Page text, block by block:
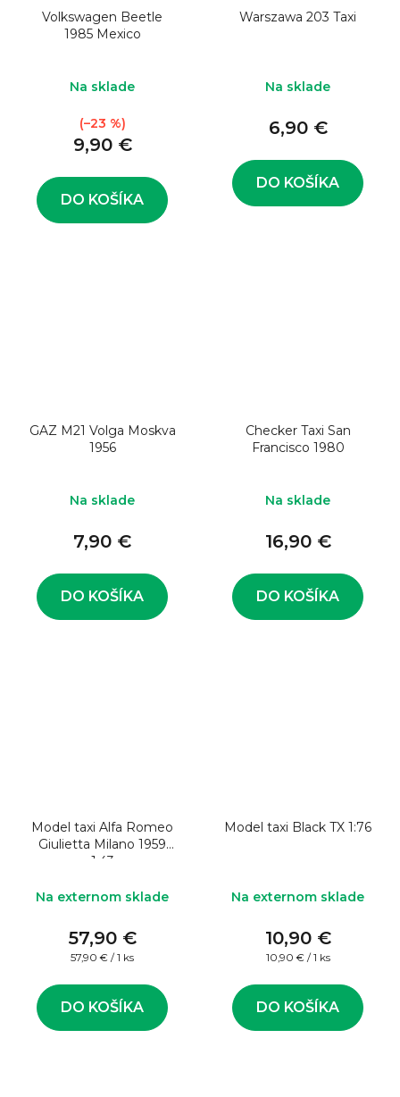
Volkswagen Beetle
1985 Mexico
Na sklade
9,90 €
(–23 %)
DO KOŠÍKA
Warszawa 203 Taxi
Na sklade
6,90 €
DO KOŠÍKA
GAZ M21 Volga Moskva
1956
Na sklade
7,90 €
DO KOŠÍKA
Checker Taxi San
Francisco 1980
Na sklade
16,90 €
DO KOŠÍKA
Model taxi Alfa Romeo
Giulietta Milano 1959
1:43
Na externom sklade
57,90 €
Jednotková
57,90 € / 1 ks
DO KOŠÍKA
Model taxi Black TX 1:76
Na externom sklade
10,90 €
Jednotková
10,90 € / 1 ks
DO KOŠÍKA